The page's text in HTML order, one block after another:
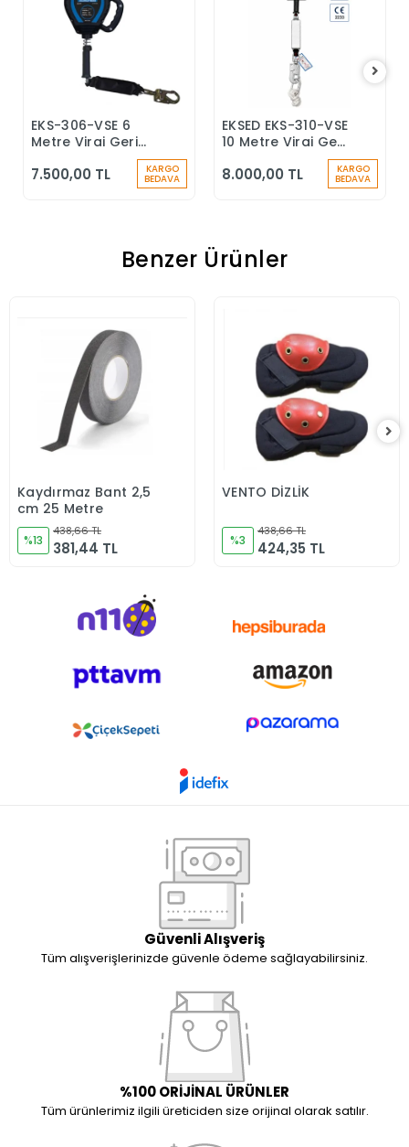
Sepete Ekle
EKS-306-VSE 6
Metre Viraj Geri
Durdurucu Keskin
7.500,00 TL KARGO
BEDAVA
Sepete Ekle
EKSED EKS-310-VSE
10 Metre Viraj Geri
Durdurucu
8.000,00 TL KARGO
BEDAVA
Benzer Ürünler
Sepete Ekle
Kaydırmaz Bant 2,5
cm 25 Metre
%13
438,66 TL
381,44 TL
Sepete Ekle
VENTO DİZLİK
%3
438,66 TL
424,35 TL
Güvenli Alışveriş
Tüm alışverişlerinizde güvenle ödeme sağlayabilirsiniz.
%100 ORİJİNAL ÜRÜNLER
Tüm ürünlerimiz ilgili üreticiden size orijinal olarak satılır.